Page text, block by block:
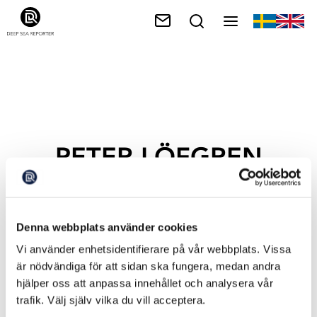
Denna webbplats använder cookies
Vi använder enhetsidentifierare på vår webbplats. Vissa
är nödvändiga för att sidan ska fungera, medan andra
hjälper oss att anpassa innehållet och analysera vår
trafik. Välj själv vilka du vill acceptera.
PETER LÖFGREN